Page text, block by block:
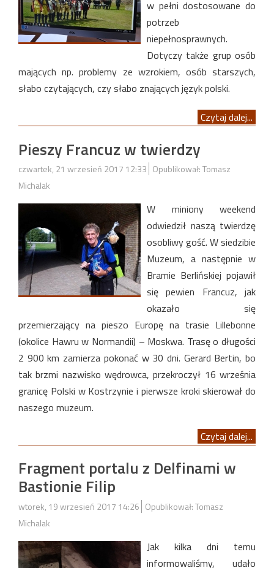
w pełni dostosowane do
potrzeb
niepełnosprawnych.
Dotyczy także grup osób
mających np. problemy ze wzrokiem, osób starszych,
słabo czytających, czy słabo znających język polski.
Czytaj dalej...
Pieszy Francuz w twierdzy
czwartek, 21 wrzesień 2017 12:33 Opublikował: Tomasz
Michalak
W miniony weekend
odwiedził naszą twierdzę
osobliwy gość. W siedzibie
Muzeum, a następnie w
Bramie Berlińskiej pojawił
się pewien Francuz, jak
okazało się
przemierzający na pieszo Europę na trasie Lillebonne
(okolice Hawru w Normandii) – Moskwa. Trasę o długości
2 900 km zamierza pokonać w 30 dni. Gerard Bertin, bo
tak brzmi nazwisko wędrowca, przekroczył 16 września
granicę Polski w Kostrzynie i pierwsze kroki skierował do
naszego muzeum.
Czytaj dalej...
Fragment portalu z Delfinami w
Bastionie Filip
wtorek, 19 wrzesień 2017 14:26 Opublikował: Tomasz
Michalak
Jak kilka dni temu
informowaliśmy, udało